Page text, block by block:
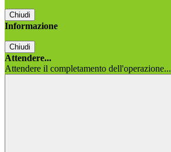
Chiudi
Informazione
Chiudi
Attendere...
Attendere il completamento dell'operazione...